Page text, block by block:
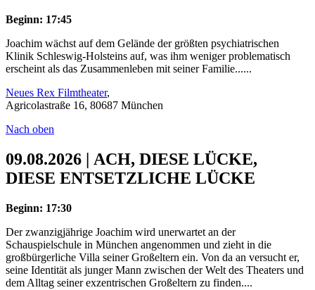
Beginn: 17:45
Joachim wächst auf dem Gelände der größten psychiatrischen
Klinik Schleswig-Holsteins auf, was ihm weniger problematisch
erscheint als das Zusammenleben mit seiner Familie......
Neues Rex Filmtheater,
Agricolastraße 16, 80687 München
Nach oben
09.08.2026 | ACH, DIESE LÜCKE,
DIESE ENTSETZLICHE LÜCKE
Beginn: 17:30
Der zwanzigjährige Joachim wird unerwartet an der
Schauspielschule in München angenommen und zieht in die
großbürgerliche Villa seiner Großeltern ein. Von da an versucht er,
seine Identität als junger Mann zwischen der Welt des Theaters und
dem Alltag seiner exzentrischen Großeltern zu finden....